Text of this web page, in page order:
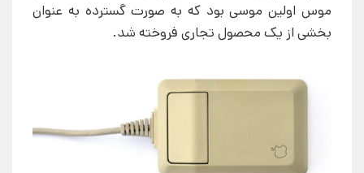
موس اولین موسی بود که به صورت گسترده به عنوان
بخشی از یک محصول تجاری فروخته شد.